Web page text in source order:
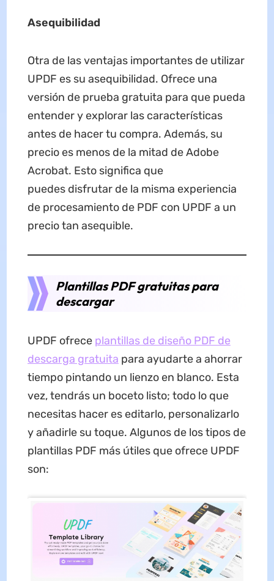
Asequibilidad
Otra de las ventajas importantes de utilizar
UPDF es su asequibilidad. Ofrece una
versión de prueba gratuita para que pueda
entender y explorar las características
antes de hacer tu compra. Además, su
precio es menos de la mitad de Adobe
Acrobat. Esto significa que
puedes disfrutar de la misma experiencia
de procesamiento de PDF con UPDF a un
precio tan asequible.
Plantillas PDF gratuitas para
descargar
UPDF ofrece plantillas de diseño PDF de
descarga gratuita para ayudarte a ahorrar
tiempo pintando un lienzo en blanco. Esta
vez, tendrás un boceto listo; todo lo que
necesitas hacer es editarlo, personalizarlo
y añadirle su toque. Algunos de los tipos de
plantillas PDF más útiles que ofrece UPDF
son: